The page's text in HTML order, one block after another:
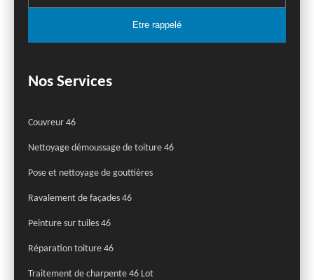
Nos Services
Couvreur 46
Nettoyage démoussage de toiture 46
Pose et nettoyage de gouttières
Ravalement de façades 46
Peinture sur tuiles 46
Réparation toiture 46
Traitement de charpente 46 Lot